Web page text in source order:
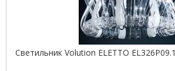
Светильник Volution ELETTO EL326P09.1